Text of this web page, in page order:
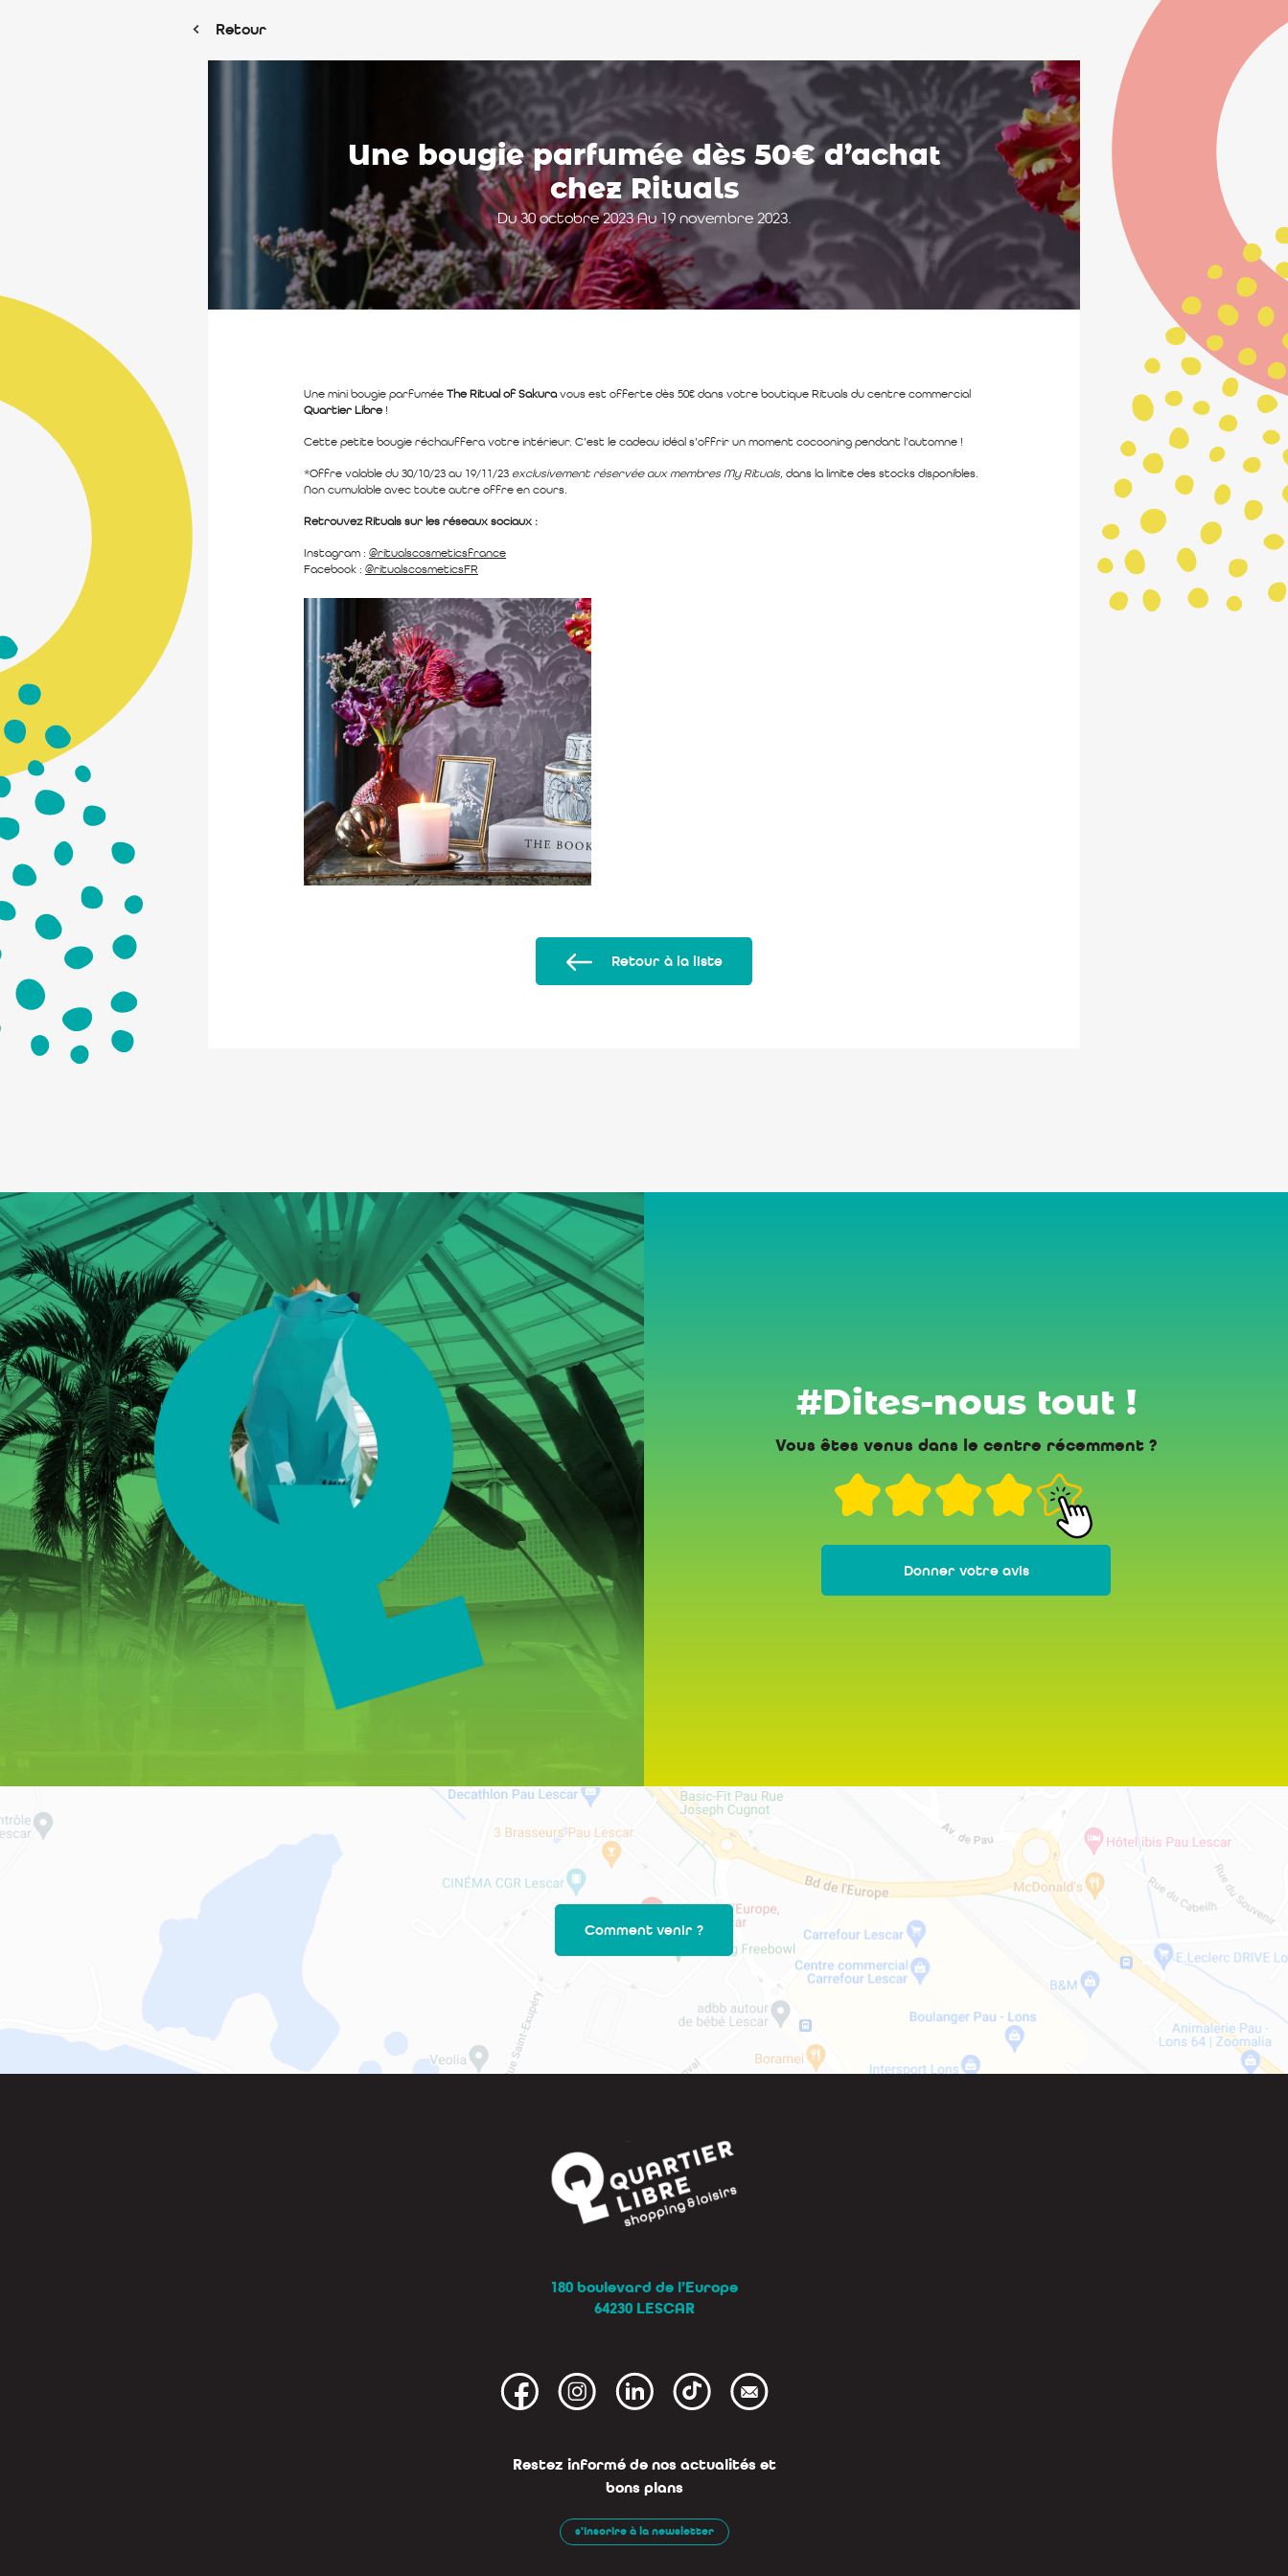
Retour
Une bougie parfumée dès 50€ d’achat
chez Rituals
Du 30 octobre 2023 Au 19 novembre 2023.
Une mini bougie parfumée The Ritual of Sakuravous est offerte dès 50€ dans votre boutique Rituals du centre commercial
Quartier Libre!
Cette petite bougie réchauffera votre intérieur. C’est le cadeau idéal s’offrir un moment cocooning pendant l’automne !
*Offre valable du 30/10/23 au 19/11/23 exclusivement réservée aux membres My Rituals, dans la limite des stocks disponibles.
Non cumulable avec toute autre offre en cours.
Retrouvez Rituals sur les réseaux sociaux :
Instagram : @ritualscosmeticsfrance
Facebook : @ritualscosmeticsFR
Retour à la liste
#Dites-nous tout !
Vous êtes venus dans le centre récemment ?
Donner votre avis
Comment venir ?
180 boulevard de l’Europe
64230 LESCAR
Restez informé de nos actualités et
bons plans
s'inscrire à la newsletter